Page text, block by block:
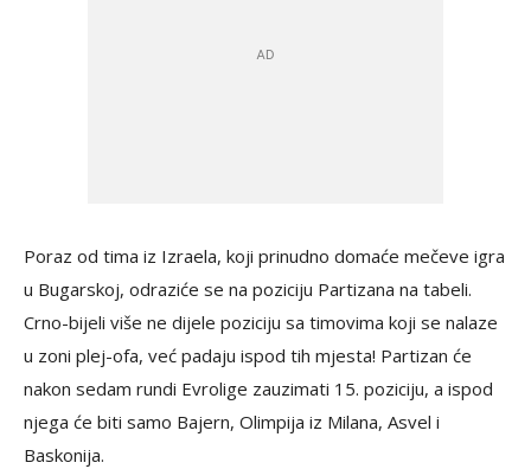
Poraz od tima iz Izraela, koji prinudno domaće mečeve igra
u Bugarskoj, odraziće se na poziciju Partizana na tabeli.
Crno-bijeli više ne dijele poziciju sa timovima koji se nalaze
u zoni plej-ofa, već padaju ispod tih mjesta! Partizan će
nakon sedam rundi Evrolige zauzimati 15. poziciju, a ispod
njega će biti samo Bajern, Olimpija iz Milana, Asvel i
Baskonija.